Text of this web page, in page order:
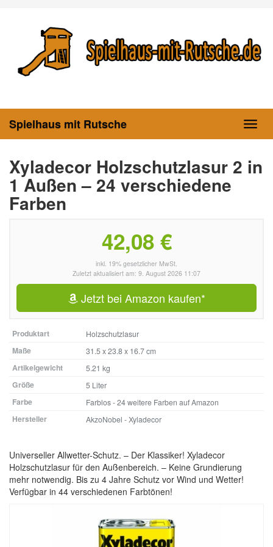
Spielhaus mit Rutsche
Xyladecor Holzschutzlasur 2 in
1 Außen – 24 verschiedene
Farben
42,08 €
inkl. 19% gesetzlicher MwSt.
Zuletzt aktualisiert am: 9. August 2026 11:07
Jetzt bei Amazon kaufen*
Produktart Holzschutzlasur
Maße ‎31.5 x 23.8 x 16.7 cm
Artikelgewicht 5.21 kg
Größe 5 Liter
Farbe Farblos - 24 weitere Farben auf Amazon
Hersteller ‎AkzoNobel - Xyladecor
Universeller Allwetter-Schutz. – Der Klassiker! Xyladecor
Holzschutzlasur für den Außenbereich. – Keine Grundierung
mehr notwendig. Bis zu 4 Jahre Schutz vor Wind und Wetter!
Verfügbar in 44 verschiedenen Farbtönen!